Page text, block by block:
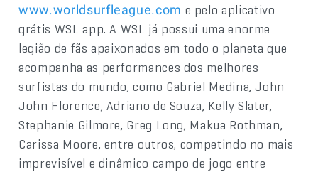
www.worldsurfleague.com e pelo aplicativo
grátis WSL app. A WSL já possui uma enorme
legião de fãs apaixonados em todo o planeta que
acompanha as performances dos melhores
surfistas do mundo, como Gabriel Medina, John
John Florence, Adriano de Souza, Kelly Slater,
Stephanie Gilmore, Greg Long, Makua Rothman,
Carissa Moore, entre outros, competindo no mais
imprevisível e dinâmico campo de jogo entre